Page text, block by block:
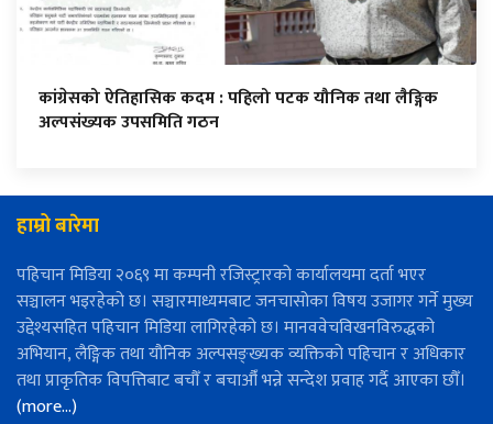
कांग्रेसको ऐतिहासिक कदम : पहिलो पटक यौनिक तथा लैङ्गिक
अल्पसंख्यक उपसमिति गठन
हाम्रो बारेमा
पहिचान मिडिया २०६९ मा कम्पनी रजिस्ट्रारको कार्यालयमा दर्ता भएर
सञ्चालन भइरहेको छ। सञ्चारमाध्यमबाट जनचासोका विषय उजागर गर्ने मुख्य
उद्देश्यसहित पहिचान मिडिया लागिरहेको छ। मानववेचविखनविरुद्धको
अभियान, लैङ्गिक तथा यौनिक अल्पसङ्ख्यक व्यक्तिको पहिचान र अधिकार
तथा प्राकृतिक विपत्तिबाट बचौँ र बचाऔँ भन्ने सन्देश प्रवाह गर्दै आएका छौँ।
(more…)